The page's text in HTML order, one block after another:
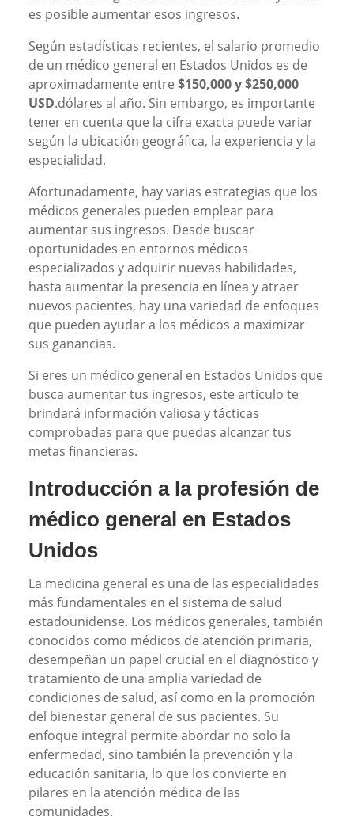
es posible aumentar esos ingresos.
Según estadísticas recientes, el salario promedio
de un médico general en Estados Unidos es de
aproximadamente entre$150,000 y $250,000
USD.dólares al año. Sin embargo, es importante
tener en cuenta que la cifra exacta puede variar
según la ubicación geográfica, la experiencia y la
especialidad.
Afortunadamente, hay varias estrategias que los
médicos generales pueden emplear para
aumentar sus ingresos. Desde buscar
oportunidades en entornos médicos
especializados y adquirir nuevas habilidades,
hasta aumentar la presencia en línea y atraer
nuevos pacientes, hay una variedad de enfoques
que pueden ayudar a los médicos a maximizar
sus ganancias.
Si eres un médico general en Estados Unidos que
busca aumentar tus ingresos, este artículo te
brindará información valiosa y tácticas
comprobadas para que puedas alcanzar tus
metas financieras.
Introducción a la profesión de
médico general en Estados
Unidos
La medicina general es una de las especialidades
más fundamentales en el sistema de salud
estadounidense. Los médicos generales, también
conocidos como médicos de atención primaria,
desempeñan un papel crucial en el diagnóstico y
tratamiento de una amplia variedad de
condiciones de salud, así como en la promoción
del bienestar general de sus pacientes. Su
enfoque integral permite abordar no solo la
enfermedad, sino también la prevención y la
educación sanitaria, lo que los convierte en
pilares en la atención médica de las
comunidades.